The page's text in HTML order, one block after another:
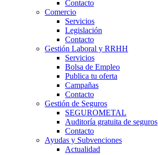
Contacto
Comercio
Servicios
Legislación
Contacto
Gestión Laboral y RRHH
Servicios
Bolsa de Empleo
Publica tu oferta
Campañas
Contacto
Gestión de Seguros
SEGUROMETAL
Auditoría gratuita de seguros
Contacto
Ayudas y Subvenciones
Actualidad